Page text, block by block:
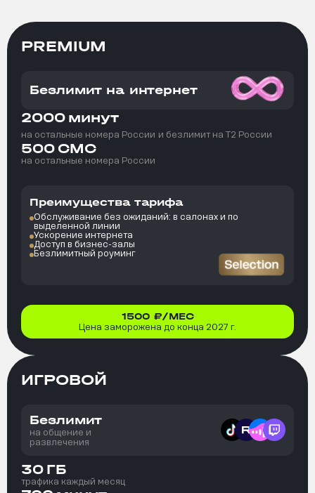
PREMIUM
Безлимит на интернет
2000 минут
на остальные номера России и безлимит на T2 России
500 СМС
на остальные номера России
Преимущества тарифа
Обслуживание без ожиданий: в салонах и по
выделенной линии
Ускорение интернета
Доступ в бизнес-залы
Безлимитный роуминг
1500 ₽/МЕС
Цена заморожена до конца 2027 г.
ИГРОВОЙ
Безлимит
на общение и
развлечения
30 ГБ
трафика каждый месяц